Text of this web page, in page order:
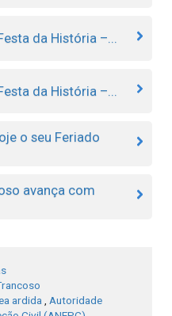
da História –...
da História –...
o seu Feriado
avança com
ardida
Autoridade